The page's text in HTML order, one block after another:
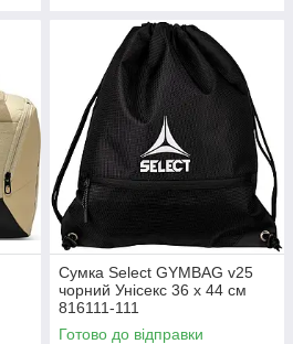
Сумка Select GYMBAG v25
чорний Унісекс 36 х 44 см
816111-111
Готово до відправки